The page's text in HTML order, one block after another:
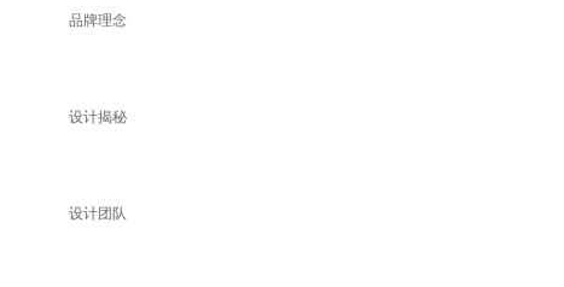
品牌理念
设计揭秘
设计团队